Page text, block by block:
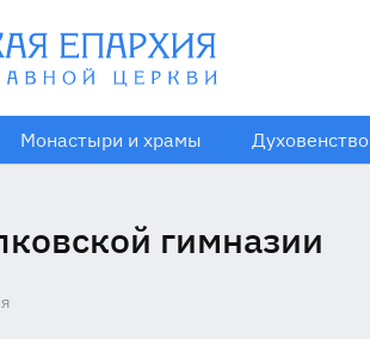
Монастыри и храмы Духовенство
гимназии